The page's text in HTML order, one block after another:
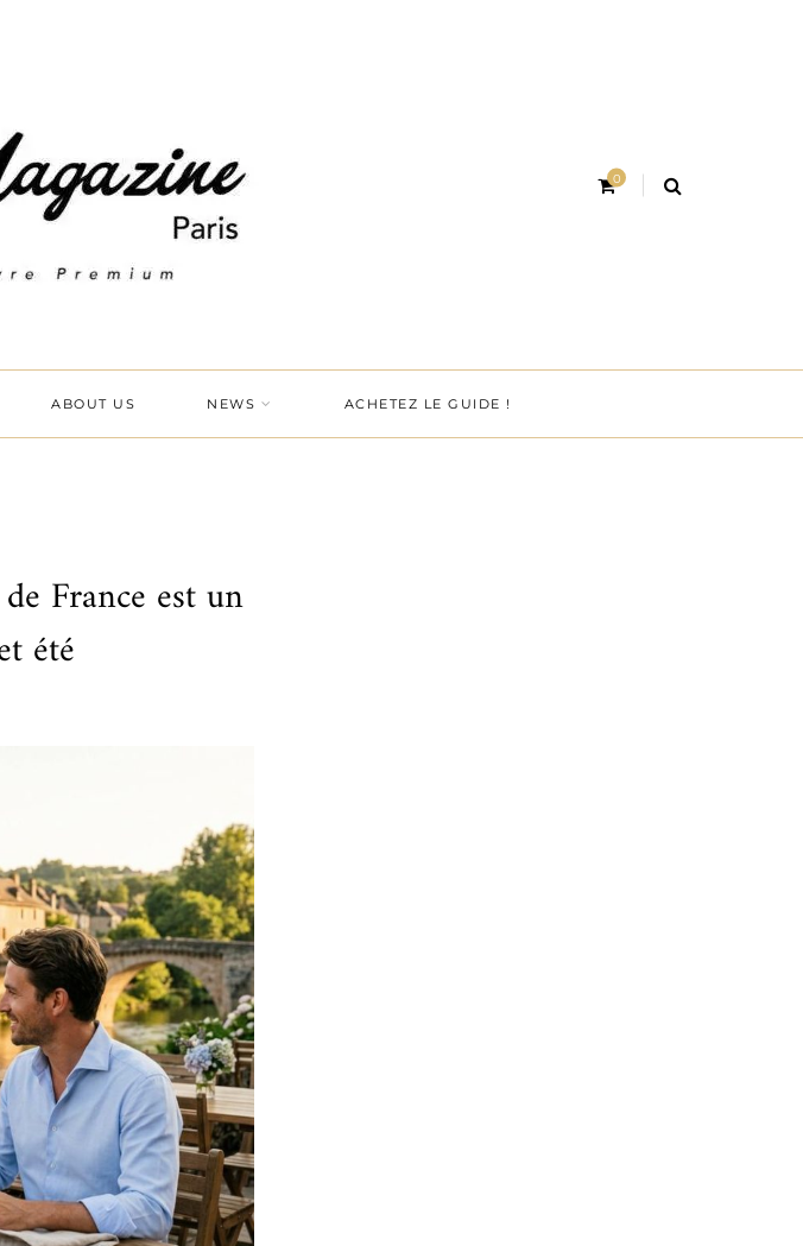
0
ABOUT US NEWS ACHETEZ LE GUIDE !
France est un
été